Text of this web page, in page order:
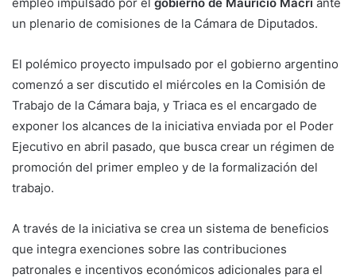
un plenario de comisiones de la Cámara de Diputados.
El polémico proyecto impulsado por el gobierno argentino
comenzó a ser discutido el miércoles en la Comisión de
Trabajo de la Cámara baja, y Triaca es el encargado de
exponer los alcances de la iniciativa enviada por el Poder
Ejecutivo en abril pasado, que busca crear un régimen de
promoción del primer empleo y de la formalización del
trabajo.
A través de la iniciativa se crea un sistema de beneficios
que integra exenciones sobre las contribuciones
patronales e incentivos económicos adicionales para el